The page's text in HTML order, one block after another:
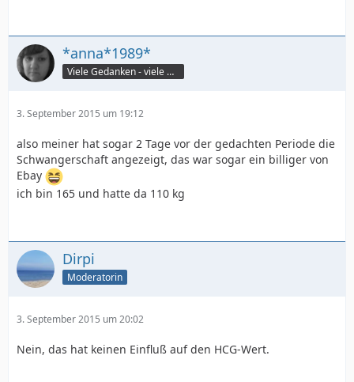
*anna*1989*
Viele Gedanken - viele Worte
3. September 2015 um 19:12
also meiner hat sogar 2 Tage vor der gedachten Periode die
Schwangerschaft angezeigt, das war sogar ein billiger von
Ebay
ich bin 165 und hatte da 110 kg
Dirpi
Moderatorin
3. September 2015 um 20:02
Nein, das hat keinen Einfluß auf den HCG-Wert.